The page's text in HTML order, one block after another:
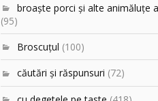
broaşte porci şi alte animăluţe
(95)
Broscuțul (100)
căutări şi răspunsuri (72)